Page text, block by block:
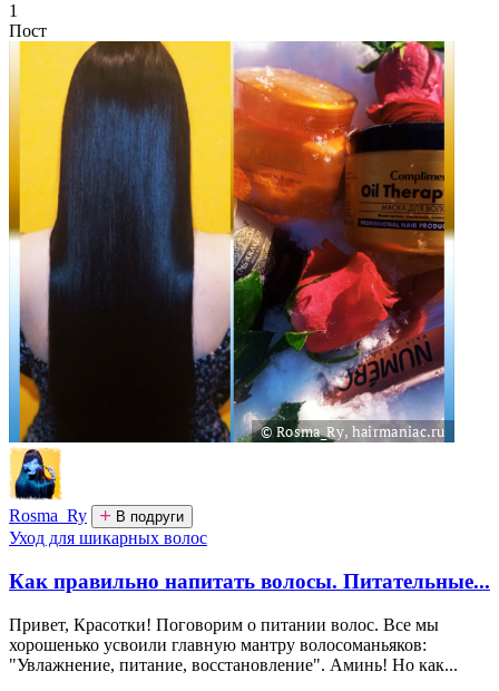
1
Пост
Rosma_Ry В подруги
Уход для шикарных волос
Как правильно напитать волосы. Питательные...
Привет, Красотки! Поговорим о питании волос. Все мы
хорошенько усвоили главную мантру волосоманьяков:
"Увлажнение, питание, восстановление". Аминь! Но как...